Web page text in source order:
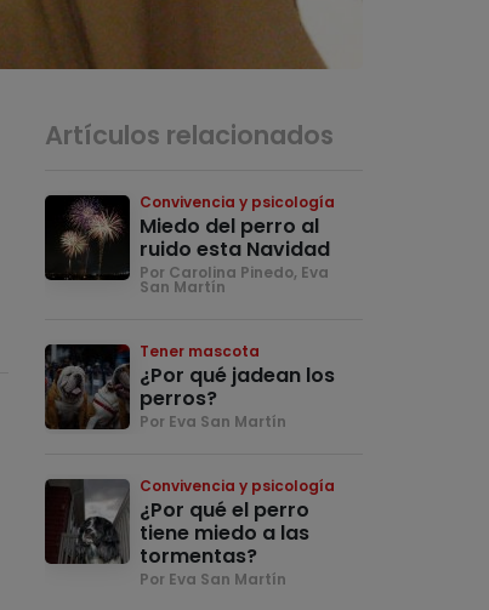
Artículos relacionados
Convivencia y psicología
Miedo del perro al
ruido esta Navidad
Por Carolina Pinedo, Eva
San Martín
Tener mascota
¿Por qué jadean los
perros?
Por Eva San Martín
Convivencia y psicología
¿Por qué el perro
tiene miedo a las
tormentas?
Por Eva San Martín